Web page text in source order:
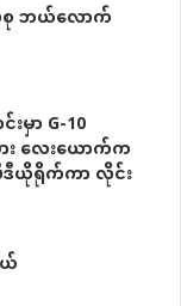
စု ဘယ်လောက်
မှာ G-10
း လေးယောက်က
ဒီယိုရိုက်ကာ လိုင်း